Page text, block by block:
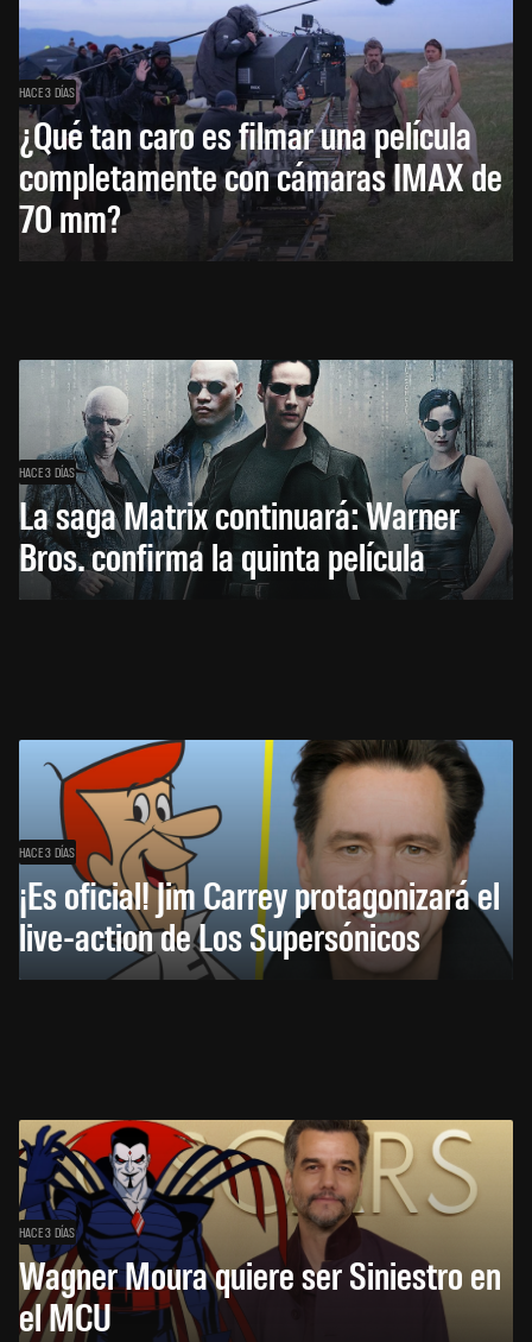
HACE 3 DÍAS
¿Qué tan caro es filmar una película
completamente con cámaras IMAX de
70 mm?
HACE 3 DÍAS
La saga Matrix continuará: Warner
Bros. confirma la quinta película
HACE 3 DÍAS
¡Es oficial! Jim Carrey protagonizará el
live-action de Los Supersónicos
HACE 3 DÍAS
Wagner Moura quiere ser Siniestro en
el MCU